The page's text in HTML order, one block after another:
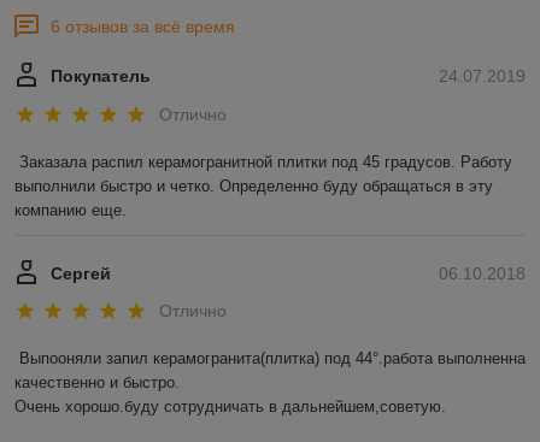
6 отзывов за всё время
24.07.2019
Покупатель
Отлично
Заказала распил керамогранитной плитки под 45 градусов. Работу
выполнили быстро и четко. Определенно буду обращаться в эту
компанию еще.
06.10.2018
Сергей
Отлично
Выпооняли запил керамогранита(плитка) под 44°.работа выполненна
качественно и быстро.
Очень хорошо.буду сотрудничать в дальнейшем,советую.